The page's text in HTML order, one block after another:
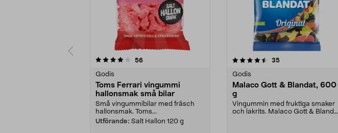
56recensioner
Godis
Toms Ferrari vingummi
hallonsmak små bilar
Små vingummibilar med fräsch
hallonsmak. Toms...
Utförande: Salt Hallon 120 g
4.5 av 5 stjärnor 35recensioner
Godis
Malaco Gott & Blandat, 600
g
Vingummin med fruktiga smaker
och lakrits. Malaco Gott & Blandat
4.0 av 5 stjärnor